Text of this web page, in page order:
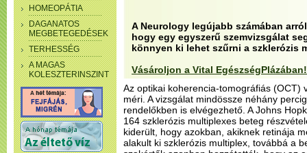
HOMEOPÁTIA
DAGANATOS
MEGBETEGEDÉSEK
TERHESSÉG
A MAGAS
KOLESZTERINSZINT
A Neurology legújabb számában
hogy egy egyszerű szemvizsgálat
könnyen ki lehet szűrni a szklerózis
Vásároljon a Vital EgészségPlázában!
Az optikai koherencia-tomográfiás (OCT)
méri. A vizsgálat mindössze néhány
rendelőkben is elvégezhető. A Johns
164 szklerózis multiplexes beteg
kiderült, hogy azokban, akiknek retinája
alakult ki szklerózis multiplex, továbbá a